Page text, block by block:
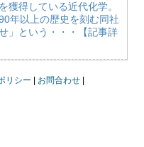
獲得している近代化学。
年以上の歴史を刻む同社
」という・・・【記事詳
リシー
お問合わせ